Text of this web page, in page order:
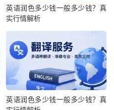
英语润色多少钱一般多少钱？真
实行情解析
英语润色多少钱一般多少钱？真